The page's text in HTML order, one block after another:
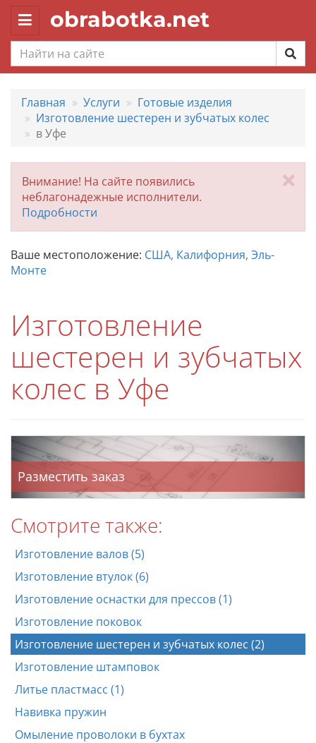
Toggle
navigation
obrabotka.net
Главная Услуги
Готовые изделия
Изготовление шестерен и зубчатых колес
в Уфе
Внимание! На сайте появились
неблагонадежные исполнители.
Подробности
Ваше местоположение: США, Калифорния, Эль-
Монте
Изготовление
шестерен и зубчатых
колес в Уфе
Разместить заказ
Смотрите также:
Изготовление валов (5)
Изготовление втулок (6)
Изготовление оснастки для прессов (1)
Изготовление поковок
Изготовление шестерен и зубчатых колес (2)
Изготовление штамповок
Литье пластмасс (1)
Навивка пружин
Омыление проволоки в бухтах